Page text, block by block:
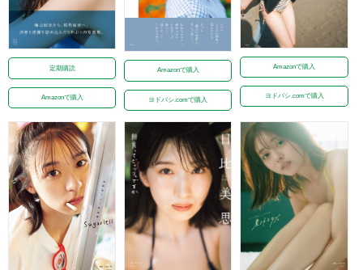
定期購読
Amazonで購入
Amazonで購入
ヨドバシ.comで購入
Amazonで購入
ヨドバシ.comで購入